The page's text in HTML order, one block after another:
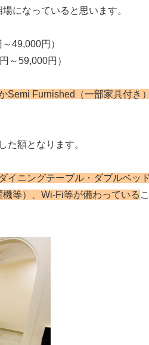
になっていると思います。
49,000円）
～59,000円）
Semi Furnished（一部家具付き
た額となります。
イニングテーブル・ダブルベッ
等）、Wi-Fi等が備わっている